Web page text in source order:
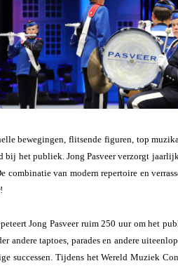
bewegingen, flitsende figuren, top
bij het publiek. Jong Pasveer verzorgt
combinatie van modern repertoire en
Jong Pasveer ruim 250 uur om het
andere taptoes, parades en andere
successen. Tijdens het Wereld Muziek